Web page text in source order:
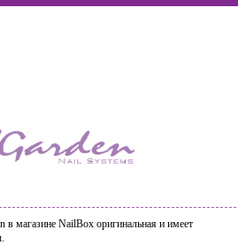
в магазине NailBox оригинальная и имеет